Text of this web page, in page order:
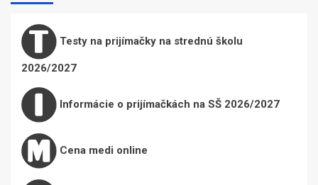
Testy na prijímačky na strednú školu
2026/2027
Informácie o prijímačkách na SŠ 2026/2027
Cena medi online